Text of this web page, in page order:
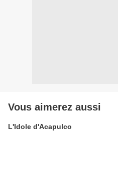
Vous aimerez aussi
L'Idole d'Acapulco